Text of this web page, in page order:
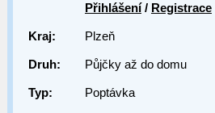
Přihlášení/ Registrace
Kraj: Plzeň
Druh: Půjčky až do domu
Typ: Poptávka